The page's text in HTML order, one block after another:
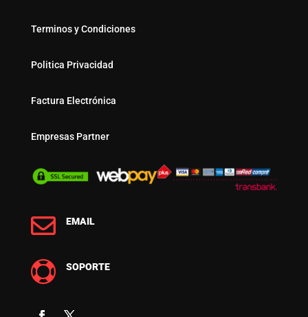
Terminos y Condiciones
Politica Privacidad
Factura Electrónica
Empresas Partner
 EMAIL
 SOPORTE